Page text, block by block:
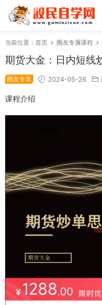
当前位置： 首页 圈友专属课程
期货大金：日内短线
圈友专享 2024-05-26
课程介绍